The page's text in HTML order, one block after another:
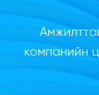
компанийн